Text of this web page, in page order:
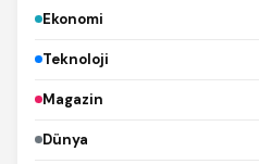
Ekonomi
Teknoloji
Magazin
Dünya